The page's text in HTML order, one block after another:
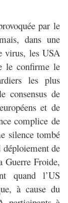
par le
dans une
virus, les USA
le confirme le
les plus
consensus de
et de
complice de
silence tombé
de
Guerre Froide,
quand l’US
à cause du